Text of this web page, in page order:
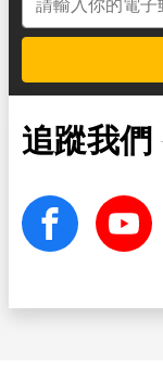
追蹤我們
facebook Youtube